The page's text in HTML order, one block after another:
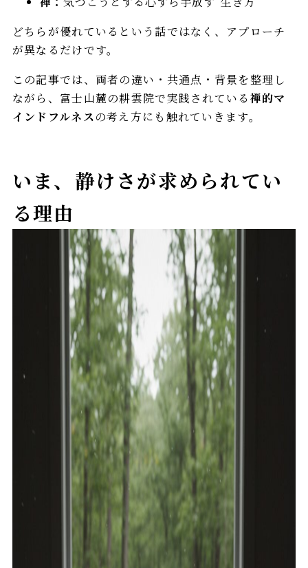
どちらが優れているという話ではなく、アプローチ
が異なるだけです。
この記事では、両者の違い・共通点・背景を整理し
ながら、富士山麓の耕雲院で実践されている 禅的マ
インドフルネスの考え方にも触れていきます。
いま、静けさが求められてい
る理由